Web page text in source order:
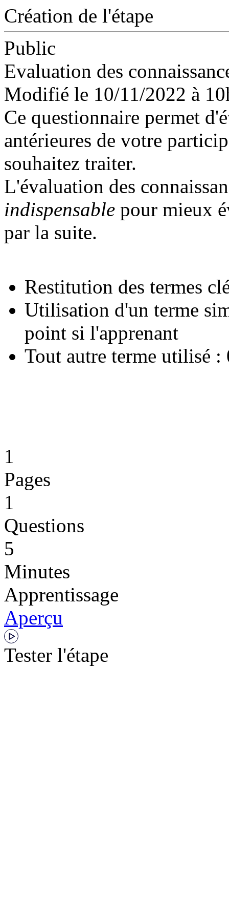
Création de l'étape
Public
Evaluation des
Modifié le 10/11/2022 à
Ce questionnaire permet
antérieures de votre
souhaitez traiter.
L'évaluation des
indispensable pour mieux
par la suite.
Restitution des termes
Utilisation d'un terme
point si l'apprenant
Tout autre terme utilisé :
1
Pages
1
Questions
5
Minutes
Apprentissage
Aperçu
Tester l'étape